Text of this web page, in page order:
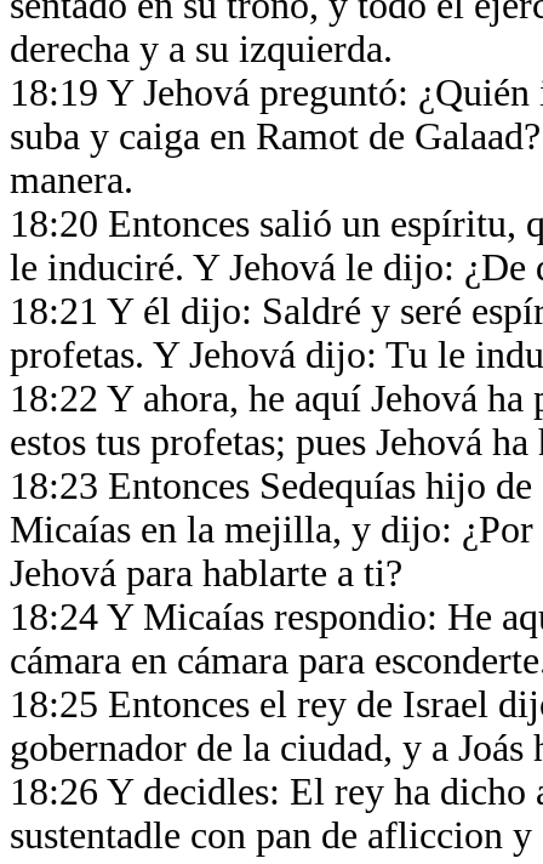
derecha y a su izquierda.
18:19 Y Jehová preguntó:
suba y caiga en Ramot de
manera.
18:20 Entonces salió un espíritu,
le induciré. Y Jehová le dijo: ¿De
18:21 Y él dijo: Saldré y seré
profetas. Y Jehová dijo: Tu le
18:22 Y ahora, he aquí Jehová
estos tus profetas; pues Jehová
18:23 Entonces Sedequías hijo
Micaías en la mejilla, y dijo:
Jehová para hablarte a ti?
18:24 Y Micaías respondio: He
cámara en cámara para
18:25 Entonces el rey de Israel
gobernador de la ciudad, y a
18:26 Y decidles: El rey ha dicho
sustentadle con pan de afliccion